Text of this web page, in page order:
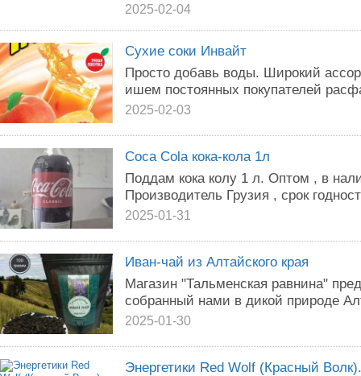
2025-02-04
Сухие соки Инвайт
Просто добавь воды. Широкий
ишем постоянных покупателей
2025-02-03
Coca Cola кока-кола 1л
Поддам кока колу 1 л. Оптом , в
Производитель Грузия , срок
2025-01-31
Иван-чай из Алтайского края
Магазин "Тальменская равнина"
собранный нами в дикой природе
2025-01-30
Энергетики Red Wolf (Красный Волк).